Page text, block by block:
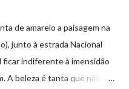
de amarelo a paisagem na
junto à estrada Nacional
ficar indiferente à imensidão
A beleza é tanta que não